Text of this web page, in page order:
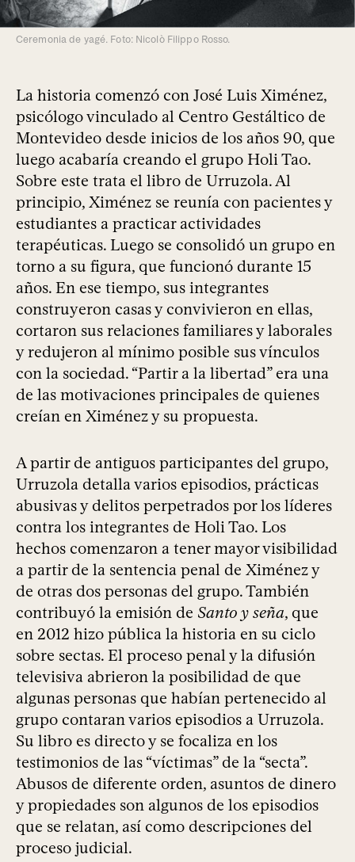
Ceremonia de yagé. Foto: Nicolò Filippo Rosso.
La historia comenzó con José Luis Ximénez,
psicólogo vinculado al Centro Gestáltico de
Montevideo desde inicios de los años 90, que
luego acabaría creando el grupo Holi Tao.
Sobre este trata el libro de Urruzola. Al
principio, Ximénez se reunía con pacientes y
estudiantes a practicar actividades
terapéuticas. Luego se consolidó un grupo en
torno a su figura, que funcionó durante 15
años. En ese tiempo, sus integrantes
construyeron casas y convivieron en ellas,
cortaron sus relaciones familiares y laborales
y redujeron al mínimo posible sus vínculos
con la sociedad. “Partir a la libertad” era una
de las motivaciones principales de quienes
creían en Ximénez y su propuesta.
A partir de antiguos participantes del grupo,
Urruzola detalla varios episodios, prácticas
abusivas y delitos perpetrados por los líderes
contra los integrantes de Holi Tao. Los
hechos comenzaron a tener mayor visibilidad
a partir de la sentencia penal de Ximénez y
de otras dos personas del grupo. También
contribuyó la emisión de Santo y seña, que
en 2012 hizo pública la historia en su ciclo
sobre sectas. El proceso penal y la difusión
televisiva abrieron la posibilidad de que
algunas personas que habían pertenecido al
grupo contaran varios episodios a Urruzola.
Su libro es directo y se focaliza en los
testimonios de las “víctimas” de la “secta”.
Abusos de diferente orden, asuntos de dinero
y propiedades son algunos de los episodios
que se relatan, así como descripciones del
proceso judicial.